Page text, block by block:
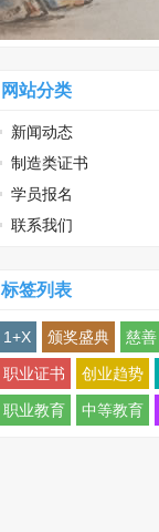
网站分类
新闻动态
制造类证书
学员报名
联系我们
标签列表
1+X 颁奖盛典 慈善
职业证书 创业趋势
职业教育 中等教育